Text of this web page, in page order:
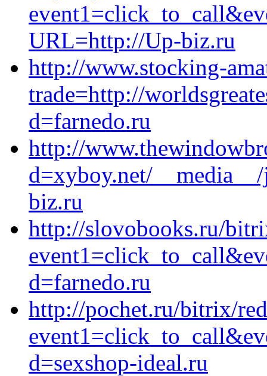
URL=http://Up-biz.ru
http://www.stocking-
trade=http://
d=farnedo.ru
http://
d=xyboy.net/
biz.ru
http://slovobooks.ru/
d=farnedo.ru
http://pochet.ru/bitrix/
d=sexshop-ideal.ru